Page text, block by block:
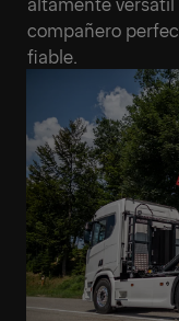
compañero
fiable.